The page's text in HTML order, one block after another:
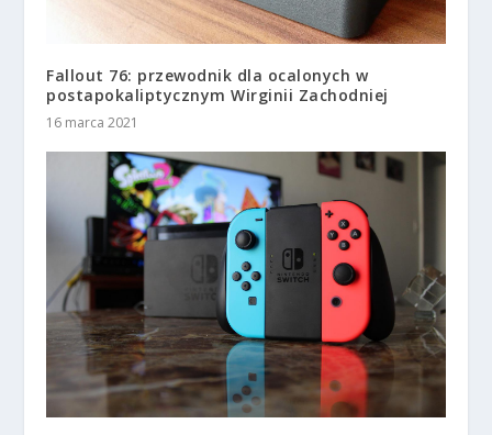
Fallout 76: przewodnik dla ocalonych w
postapokaliptycznym Wirginii Zachodniej
16 marca 2021